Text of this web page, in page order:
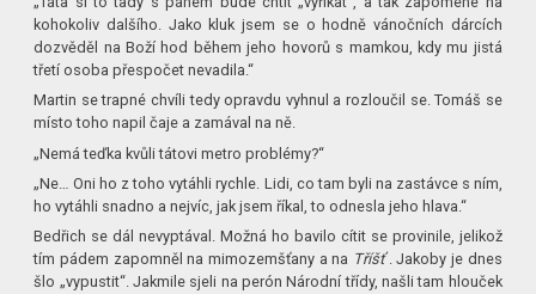
kohokoliv dalšího. Jako kluk jsem se o hodně vánočních dárcích
dozvěděl na Boží hod během jeho hovorů s mamkou, kdy mu jistá
třetí osoba přespočet nevadila.“
Martin se trapné chvíli tedy opravdu vyhnul a rozloučil se. Tomáš se
místo toho napil čaje a zamával na ně.
„Nemá teďka kvůli tátovi metro problémy?“
„Ne… Oni ho z toho vytáhli rychle. Lidi, co tam byli na zastávce s ním,
ho vytáhli snadno a nejvíc, jak jsem říkal, to odnesla jeho hlava.“
Bedřich se dál nevyptával. Možná ho bavilo cítit se provinile, jelikož
tím pádem zapomněl na mimozemšťany a na Tříšť. Jakoby je dnes
šlo „vypustit“. Jakmile sjeli na perón Národní třídy, našli tam hlouček